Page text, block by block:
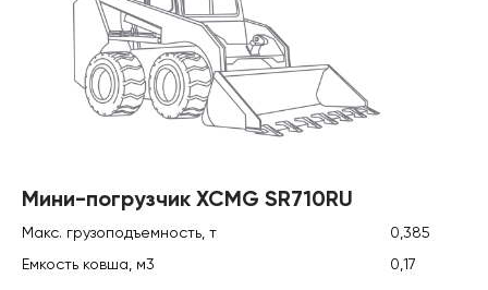
Мини-погрузчик XCMG SR710RU
Макс. грузоподъемность, т
0,385
Емкость ковша, м3
0,17